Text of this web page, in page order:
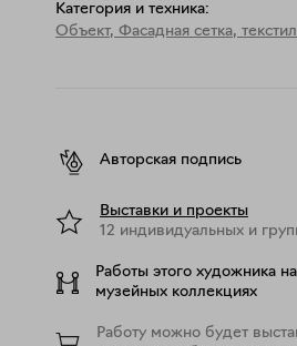
Категория и техника:
Объект, Фасадная сетка,
Авторская подпись
Выставки и проекты
12 индивидуальных и
Работы этого художника
музейных коллекциях
Работу можно будет